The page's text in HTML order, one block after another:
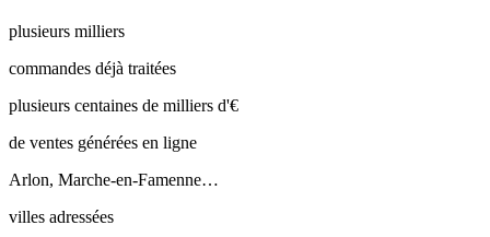
plusieurs milliers
commandes déjà traitées
plusieurs centaines de milliers d'€
de ventes générées en ligne
Arlon, Marche-en-Famenne…
villes adressées